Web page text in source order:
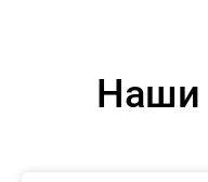
Наши